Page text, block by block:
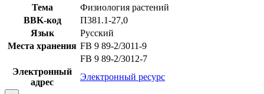
Тема
Физиология растений
BBK-код
П381.1-27,0
Язык
Русский
Места хранения FB 9 89-2/3011-9
FB 9 89-2/3012-7
Электронный
адрес
Электронный ресурс